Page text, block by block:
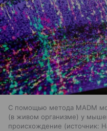
С помощью метода MADM
(в живом организме) у
происхождение
источник: